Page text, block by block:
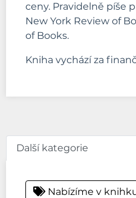
ceny. Pravidelně píše
New York Review of
of Books.
Kniha vychází za
Další kategorie
Nabízíme v